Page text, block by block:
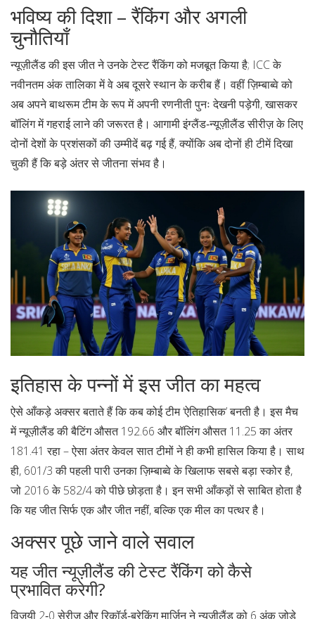
भविष्य की दिशा – रैंकिंग और अगली
चुनौतियाँ
न्यूज़ीलैंड की इस जीत ने उनके टेस्ट रैंकिंग को मजबूत किया है; ICC के
नवीनतम अंक तालिका में वे अब दूसरे स्थान के करीब हैं। वहीं ज़िम्बाब्वे को
अब अपने बाथरूम टीम के रूप में अपनी रणनीती पुनः देखनी पड़ेगी, खासकर
बॉलिंग में गहराई लाने की जरूरत है। आगामी इंग्लैंड‑न्यूज़ीलैंड सीरीज़ के लिए
दोनों देशों के प्रशंसकों की उम्मीदें बढ़ गई हैं, क्योंकि अब दोनों ही टीमें दिखा
चुकी हैं कि बड़े अंतर से जीतना संभव है।
इतिहास के पन्नों में इस जीत का महत्व
ऐसे आँकड़े अक्सर बताते हैं कि कब कोई टीम ‘ऐतिहासिक’ बनती है। इस मैच
में न्यूज़ीलैंड की बैटिंग औसत 192.66 और बॉलिंग औसत 11.25 का अंतर
181.41 रहा – ऐसा अंतर केवल सात टीमों ने ही कभी हासिल किया है। साथ
ही, 601/3 की पहली पारी उनका ज़िम्बाब्वे के खिलाफ सबसे बड़ा स्कोर है,
जो 2016 के 582/4 को पीछे छोड़ता है। इन सभी आँकड़ों से साबित होता है
कि यह जीत सिर्फ एक और जीत नहीं, बल्कि एक मील का पत्थर है।
अक्सर पूछे जाने वाले सवाल
यह जीत न्यूज़ीलैंड की टेस्ट रैंकिंग को कैसे
प्रभावित करेगी?
विजयी 2‑0 सेरीज़ और रिकॉर्ड‑ब्रेकिंग मार्जिन ने न्यूज़ीलैंड को 6 अंक जोड़े